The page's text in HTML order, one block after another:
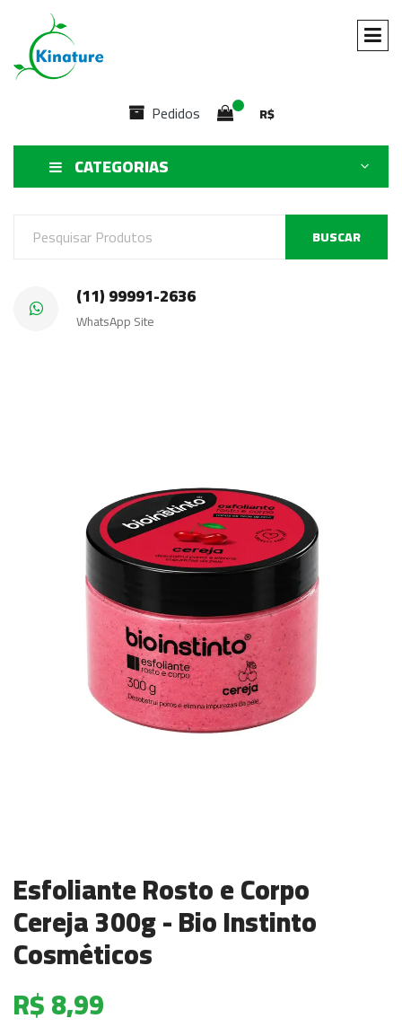
Pedidos R$
CATEGORIAS
BUSCAR
(11) 99991-2636
WhatsApp Site
Esfoliante Rosto e Corpo
Cereja 300g - Bio Instinto
Cosméticos
R$ 8,99